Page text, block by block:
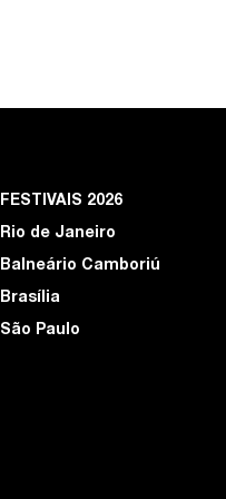
FESTIVAIS 2026
Rio de Janeiro
Balneário Camboriú
Brasília
São Paulo